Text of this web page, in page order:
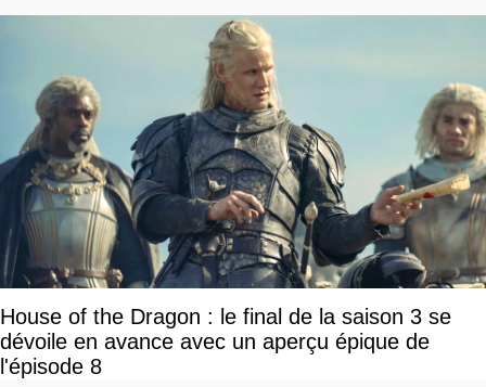
House of the Dragon : le final de la saison 3 se
dévoile en avance avec un aperçu épique de
l'épisode 8